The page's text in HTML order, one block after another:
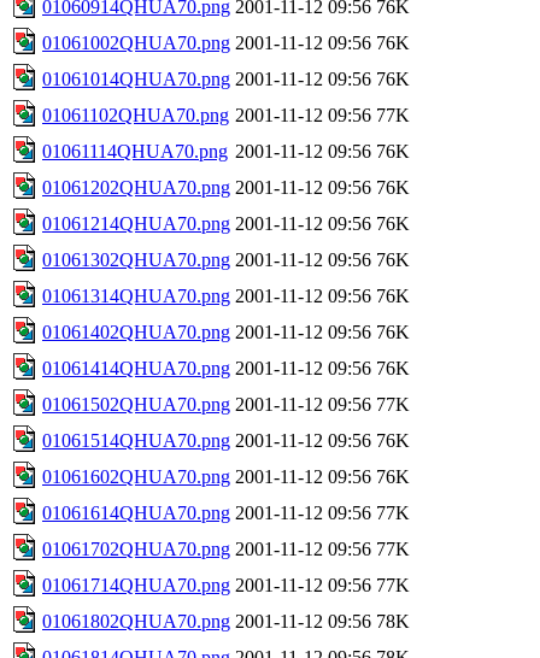
01060914QHUA70.png 2001-11-12 09:56 76K
01061002QHUA70.png 2001-11-12 09:56 76K
01061014QHUA70.png 2001-11-12 09:56 76K
01061102QHUA70.png 2001-11-12 09:56 77K
01061114QHUA70.png 2001-11-12 09:56 76K
01061202QHUA70.png 2001-11-12 09:56 76K
01061214QHUA70.png 2001-11-12 09:56 76K
01061302QHUA70.png 2001-11-12 09:56 76K
01061314QHUA70.png 2001-11-12 09:56 76K
01061402QHUA70.png 2001-11-12 09:56 76K
01061414QHUA70.png 2001-11-12 09:56 76K
01061502QHUA70.png 2001-11-12 09:56 77K
01061514QHUA70.png 2001-11-12 09:56 76K
01061602QHUA70.png 2001-11-12 09:56 76K
01061614QHUA70.png 2001-11-12 09:56 77K
01061702QHUA70.png 2001-11-12 09:56 77K
01061714QHUA70.png 2001-11-12 09:56 77K
01061802QHUA70.png 2001-11-12 09:56 78K